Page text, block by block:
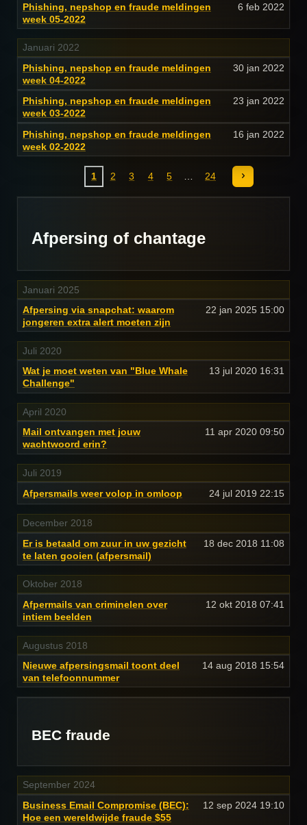
Phishing, nepshop en fraude meldingen
week 05-2022
6 feb 2022
Januari 2022
Phishing, nepshop en fraude meldingen
week 04-2022
30 jan 2022
Phishing, nepshop en fraude meldingen
week 03-2022
23 jan 2022
Phishing, nepshop en fraude meldingen
week 02-2022
16 jan 2022
1 2 3 4 5 24
Afpersing of chantage
Januari 2025
Afpersing via snapchat: waarom
jongeren extra alert moeten zijn
22 jan 2025 15:00
Juli 2020
Wat je moet weten van "Blue Whale
Challenge"
13 jul 2020 16:31
April 2020
Mail ontvangen met jouw
wachtwoord erin?
11 apr 2020 09:50
Juli 2019
Afpersmails weer volop in omloop
24 jul 2019 22:15
December 2018
Er is betaald om zuur in uw gezicht
te laten gooien (afpersmail)
18 dec 2018 11:08
Oktober 2018
Afpermails van criminelen over
intiem beelden
12 okt 2018 07:41
Augustus 2018
Nieuwe afpersingsmail toont deel
van telefoonnummer
14 aug 2018 15:54
BEC fraude
September 2024
Business Email Compromise (BEC):
Hoe een wereldwijde fraude $55
12 sep 2024 19:10